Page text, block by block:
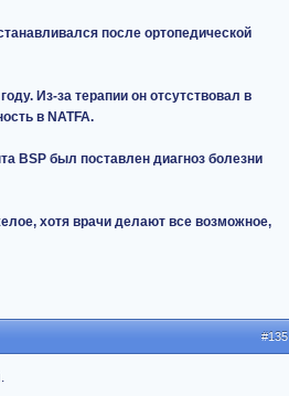
после ортопедической
Из-за терапии он отсутствовал в
в NATFA.
BSP был поставлен диагноз болезни
хотя врачи делают все возможное,
#135